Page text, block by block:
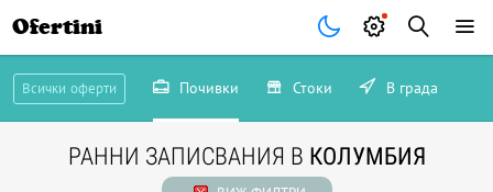
Ofertini
Всички оферти Почивки Стоки В града
РАННИ ЗАПИСВАНИЯ В КОЛУМБИЯ